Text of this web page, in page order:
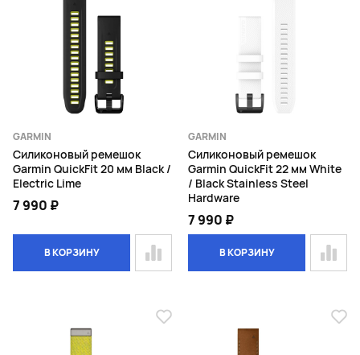
GARMIN
Силиконовый ремешок
Garmin QuickFit 20 мм Black /
Electric Lime
7 990 ₽
В КОРЗИНУ
GARMIN
Силиконовый ремешок
Garmin QuickFit 22 мм White
/ Black Stainless Steel
Hardware
7 990 ₽
В КОРЗИНУ